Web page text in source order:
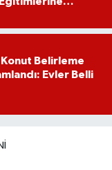
Belirleme
Evler Belli